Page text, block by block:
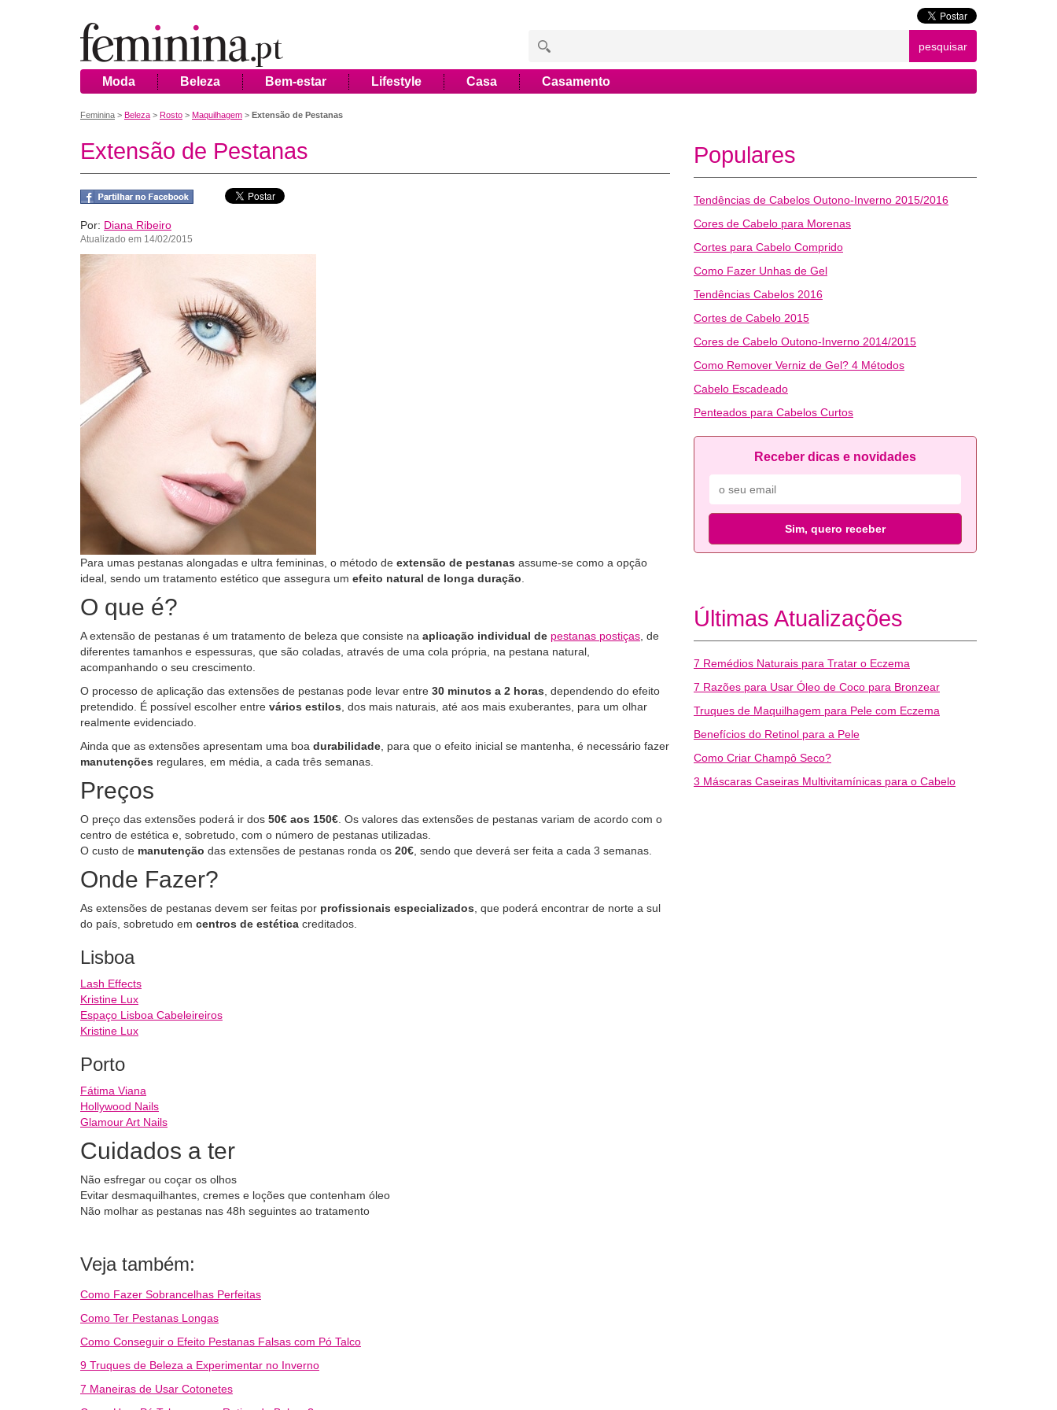
pesquisar
Moda Beleza Bem-estar Lifestyle Casa Casamento
Feminina > Beleza > Rosto > Maquilhagem > Extensão de Pestanas
Extensão de Pestanas
Por: Diana Ribeiro
Atualizado em 14/02/2015
Para umas pestanas alongadas e ultra femininas, o método de extensão de pestanas assume-se como a opção
ideal, sendo um tratamento estético que assegura um efeito natural de longa duração
O que é?
A extensão de pestanas é um tratamento de beleza que consiste na aplicação individual de pestanas postiças , de
diferentes tamanhos e espessuras, que são coladas, através de uma cola própria, na pestana natural,
acompanhando o seu crescimento.
O processo de aplicação das extensões de pestanas pode levar entre 30 minutos a 2 horas , dependendo do efeito
pretendido. É possível escolher entre vários estilos , dos mais naturais, até aos mais exuberantes, para um olhar
realmente evidenciado.
Ainda que as extensões apresentam uma boa durabilidade , para que o efeito inicial se mantenha, é necessário fazer
manutenções regulares, em média, a cada três semanas.
Preços
O preço das extensões poderá ir dos 50€ aos 150€ . Os valores das extensões de pestanas variam de acordo com o
centro de estética e, sobretudo, com o número de pestanas utilizadas.
O custo de manutenção das extensões de pestanas ronda os 20€ , sendo que deverá ser feita a cada 3 semanas.
Onde Fazer?
As extensões de pestanas devem ser feitas por profissionais especializados , que poderá encontrar de norte a sul
do país, sobretudo em centros de estética creditados.
Lisboa
Lash Effects
Kristine Lux
Espaço Lisboa Cabeleireiros
Kristine Lux
Porto
Fátima Viana
Hollywood Nails
Glamour Art Nails
Cuidados a ter
Não esfregar ou coçar os olhos
Evitar desmaquilhantes, cremes e loções que contenham óleo
Não molhar as pestanas nas 48h seguintes ao tratamento
Veja também:
Como Fazer Sobrancelhas Perfeitas
Como Ter Pestanas Longas
Como Conseguir o Efeito Pestanas Falsas com Pó Talco
9 Truques de Beleza a Experimentar no Inverno
7 Maneiras de Usar Cotonetes
Populares
Tendências de Cabelos Outono-Inverno 2015/2016
Cores de Cabelo para Morenas
Cortes para Cabelo Comprido
Como Fazer Unhas de Gel
Tendências Cabelos 2016
Cortes de Cabelo 2015
Cores de Cabelo Outono-Inverno 2014/2015
Como Remover Verniz de Gel? 4 Métodos
Cabelo Escadeado
Penteados para Cabelos Curtos
Receber dicas e novidades
Sim, quero receber
Últimas Atualizações
7 Remédios Naturais para Tratar o Eczema
7 Razões para Usar Óleo de Coco para Bronzear
Truques de Maquilhagem para Pele com Eczema
Benefícios do Retinol para a Pele
Como Criar Champô Seco?
3 Máscaras Caseiras Multivitamínicas para o Cabelo